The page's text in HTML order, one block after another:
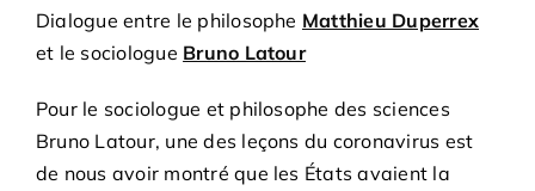
Contact
Dialogue entre le philosophe Matthieu Duperrex
et le sociologue Bruno Latour
Pour le sociologue et philosophe des sciences
Bruno Latour, une des leçons du coronavirus est
de nous avoir montré que les États avaient la